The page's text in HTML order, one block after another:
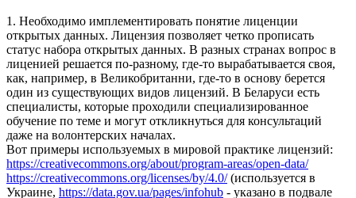
1. Необходимо имплементировать понятие лиценции
открытых данных. Лицензия позволяет четко прописать
статус набора открытых данных. В разных странах вопрос в
лиценией решается по-разному, где-то вырабатывается своя,
как, например, в Великобританни, где-то в основу берется
один из существующих видов лицензий. В Беларуси есть
специалисты, которые проходили специализированное
обучение по теме и могут откликнуться для консультаций
даже на волонтерских началах.
Вот примеры используемых в мировой практике лицензий:
https://creativecommons.org/about/program-areas/open-data/
https://creativecommons.org/licenses/by/4.0/(используется в
Украине, https://data.gov.ua/pages/infohub - указано в подвале